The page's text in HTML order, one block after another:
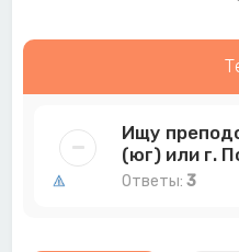
Ищу
(юг) или г.
Ответы:3